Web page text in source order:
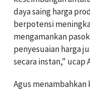
daya saing harga
berpotensi
mengamankan
penyesuaian harga
secara instan," ucap
Agus menambahkan